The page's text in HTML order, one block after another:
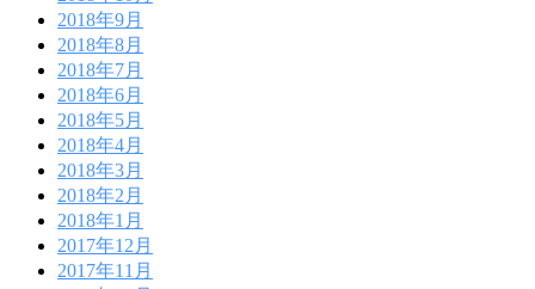
2018年9月
2018年8月
2018年7月
2018年6月
2018年5月
2018年4月
2018年3月
2018年2月
2018年1月
2017年12月
2017年11月